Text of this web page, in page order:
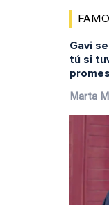
Gavi
tú si
Marta